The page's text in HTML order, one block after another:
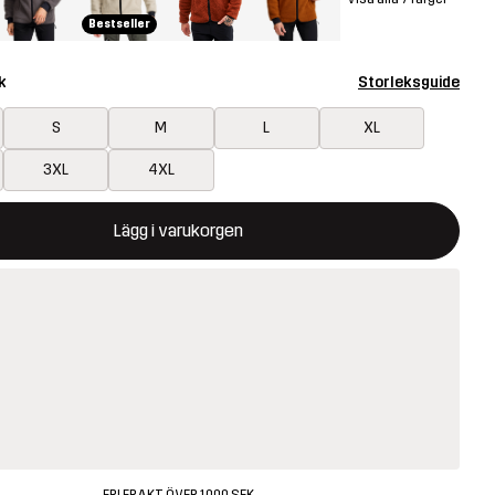
Bestseller
Storleksguide
S M L XL
3XL 4XL
Lägg i varukorgen
att öppna en modal som bekräftar en ny vara i varukorg